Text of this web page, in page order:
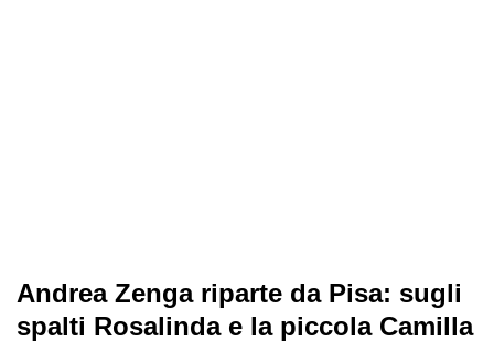
Andrea Zenga riparte da Pisa: sugli
spalti Rosalinda e la piccola Camilla